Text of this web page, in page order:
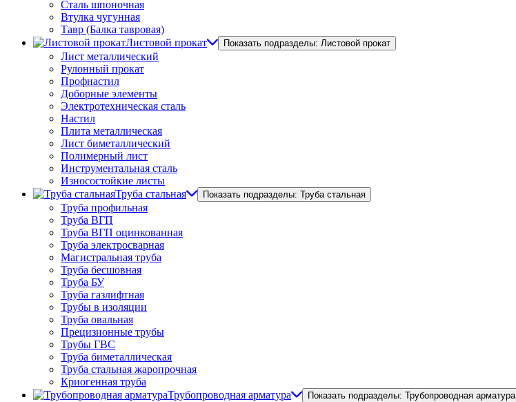
Сталь шпоночная
Втулка чугунная
Тавр (Балка тавровая)
Листовой прокат
Показать подразделы: Листовой прокат
Лист металлический
Рулонный прокат
Профнастил
Доборные элементы
Электротехническая сталь
Настил
Плита металлическая
Лист биметаллический
Полимерный лист
Инструментальная сталь
Износостойкие листы
Труба стальная
Показать подразделы: Труба стальная
Труба профильная
Труба ВГП
Труба ВГП оцинкованная
Труба электросварная
Магистральная труба
Труба бесшовная
Труба БУ
Труба газлифтная
Трубы в изоляции
Труба овальная
Прецизионные трубы
Трубы ГВС
Труба биметаллическая
Труба стальная жаропрочная
Криогенная труба
Трубопроводная арматура
Показать подразделы: Трубопроводная арматура